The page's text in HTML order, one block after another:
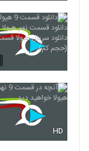
HD